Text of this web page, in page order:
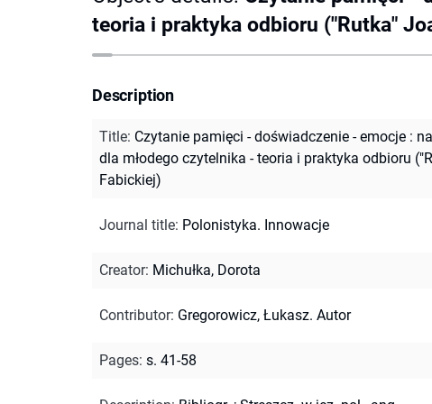
teoria i praktyka odbioru ("Rutka"
Description
Title: Czytanie pamięci - doświadczenie - emocje :
dla młodego czytelnika - teoria i praktyka odbioru
Fabickiej)
Journal title: Polonistyka. Innowacje
Creator: Michułka, Dorota
Contributor: Gregorowicz, Łukasz. Autor
Pages: s. 41-58